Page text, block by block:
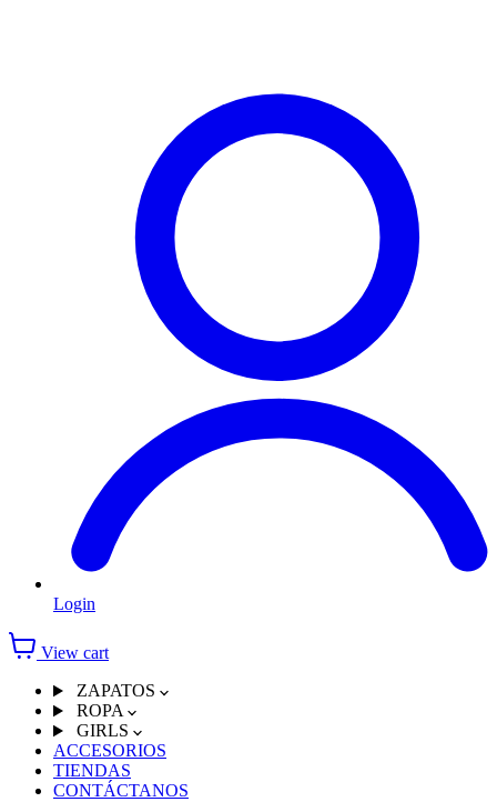
Login
View cart
ZAPATOS
ROPA
GIRLS
ACCESORIOS
TIENDAS
CONTÁCTANOS